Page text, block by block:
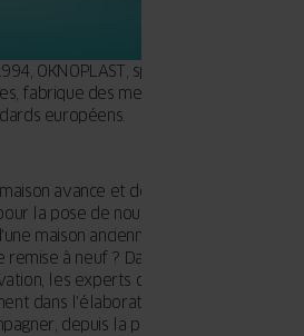
OKNOPLAST, spécialiste des
fabrique des menuiseries de haute
européens.
avance et demande les
la pose de nouvelles fenêtres ?
maison ancienne et prévoyez de
à neuf ? Dans le cadre d'une
les experts certifiés OKNOPLAST à
dans l'élaboration de votre projet.
depuis la période de conseils